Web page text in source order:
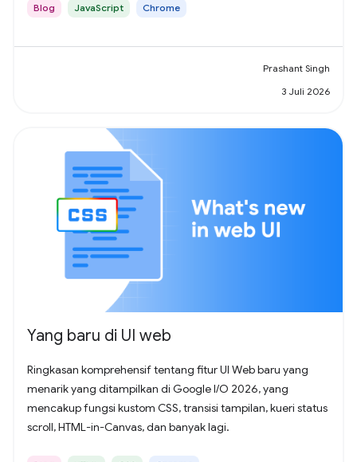
Blog JavaScript Chrome
Prashant Singh
3 Juli 2026
Yang baru di UI web
Ringkasan komprehensif tentang fitur UI Web baru yang
menarik yang ditampilkan di Google I/O 2026, yang
mencakup fungsi kustom CSS, transisi tampilan, kueri status
scroll, HTML-in-Canvas, dan banyak lagi.